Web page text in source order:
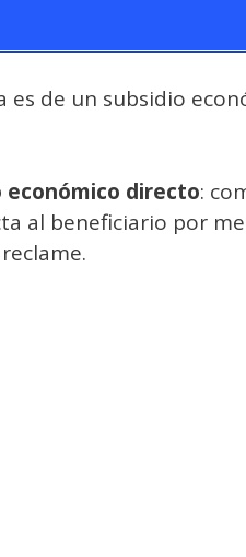
es de un subsidio
económico directo:
al beneficiario por